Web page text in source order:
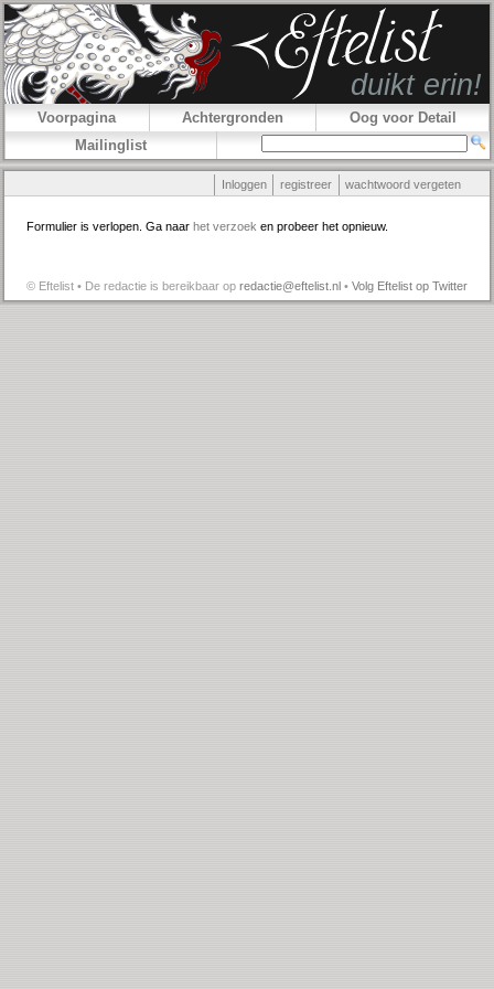
Voorpagina Achtergronden
Oog voor Detail
Mailinglist
Inloggen registreer wachtwoord vergeten
Formulier is verlopen. Ga naar het verzoek en probeer het opnieuw.
© Eftelist • De redactie is bereikbaar op redactie@eftelist.nl • Volg Eftelist op Twitter